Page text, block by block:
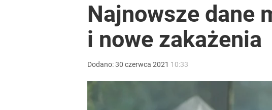
Zaginęły 3 siostry. Najmłodsza ma 14 lat
Nawrocki ma szansę na drugą kadencję? Tak ocenili go
Najnowsze dane
i nowe zakażenia
Dodano:30 czerwca 2021 10:33